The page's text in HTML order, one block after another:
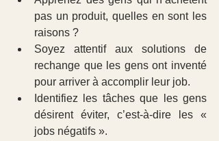
pas un produit, quelles en sont les
raisons ?
Soyez attentif aux solutions de
rechange que les gens ont inventé
pour arriver à accomplir leur job.
Identifiez les tâches que les gens
désirent éviter, c’est-à-dire les «
jobs négatifs ».